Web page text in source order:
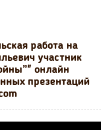
работа на
участник
онлайн
презентаций